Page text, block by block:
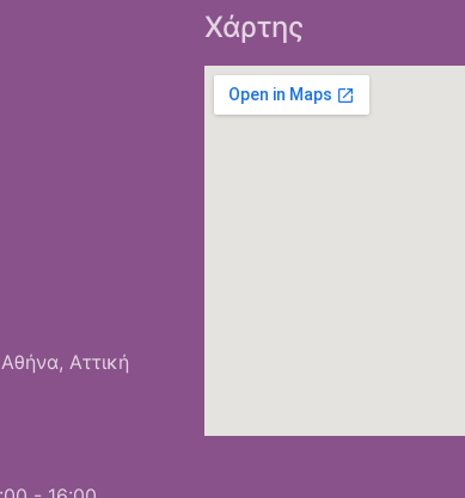
Αττική
Χάρτης